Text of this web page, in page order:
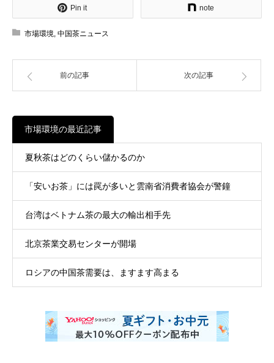
Pin it note
市場環境, 中国茶ニュース
前の記事 次の記事
市場環境の最近記事
夏秋茶はどのくらい儲かるのか
「安いお茶」には罠が多いと雲南省消費者協会が警鐘
台湾はベトナム茶の最大の輸出相手先
北京茶業交易センターが開場
ロシアの中国茶需要は、ますます高まる